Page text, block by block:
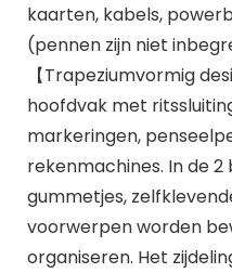
kaarten, kabels,
(pennen zijn niet
【Trapeziumvormig
hoofdvak met
markeringen,
rekenmachines. In de
gummetjes,
voorwerpen worden
organiseren. Het